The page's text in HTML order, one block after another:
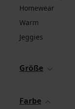
Homewear
Warm
Jeggies
Größe
Farbe